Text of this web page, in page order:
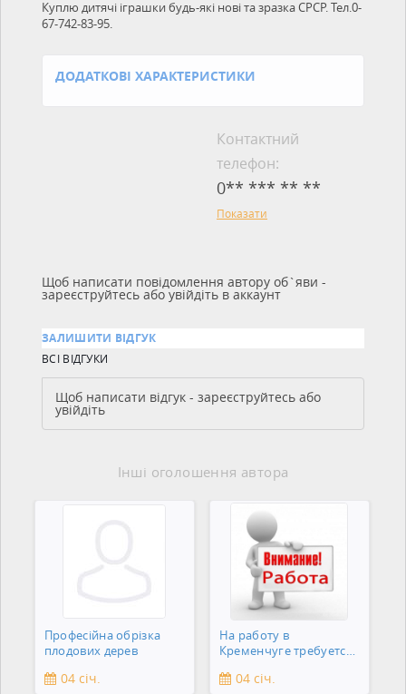
Куплю дитячі іграшки будь-які нові та зразка СРСР. Тел.0-
67-742-83-95.
ДОДАТКОВІ ХАРАКТЕРИСТИКИ
Контактний
телефон:
0** *** ** **
Показати
Щоб написати повідомлення автору об`яви -
зареєструйтесь або увійдіть в аккаунт
ЗАЛИШИТИ ВІДГУК
ВСІ ВІДГУКИ
Щоб написати відгук - зареєструйтесь або
увійдіть
Інші оголошення автора
Професійна обрізка
плодових дерев
04 січ.
На работу в
Кременчуге требуется
04 січ.